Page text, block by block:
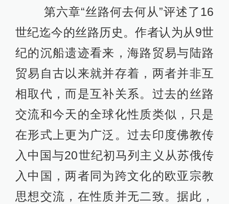
第六章“丝路何去何从”评述了16
世纪迄今的丝路历史。作者认为从9世
纪的沉船遗迹看来，海路贸易与陆路
贸易自古以来就并存着，两者并非互
相取代，而是互补关系。过去的丝路
交流和今天的全球化性质类似，只是
在形式上更为广泛。过去印度佛教传
入中国与20世纪初马列主义从苏俄传
入中国，两者同为跨文化的欧亚宗教
思想交流，在性质并无二致。据此，